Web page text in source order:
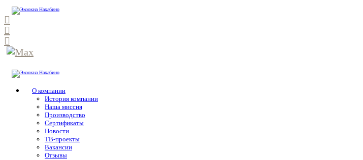
О компании
История компании
Наша миссия
Производство
Сертификаты
Новости
ТВ-проекты
Вакансии
Отзывы